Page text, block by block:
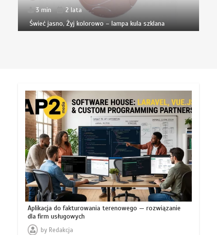
3 min
2 lata
Świeć jasno, Żyj kolorowo – lampa kula szklana
Aplikacja do fakturowania terenowego — rozwiązanie
dla firm usługowych
byRedakcja